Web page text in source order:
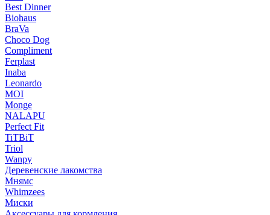
Best Dinner
Biohaus
BraVa
Choco Dog
Compliment
Ferplast
Inaba
Leonardo
MOI
Monge
NALAPU
Perfect Fit
TiTBiT
Triol
Wanpy
Деревенские лакомства
Мнямс
Whimzees
Миски